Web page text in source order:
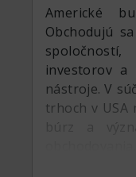
Pre svoje
Street č.
pomenovali
V roku 1863
New York
Americké
Obchodujú
investorov a
nástroje. V
trhoch v USA
búrz a